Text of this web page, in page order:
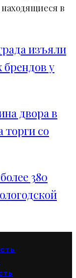
в
изъяли
брендов у
двора в
торги со
380